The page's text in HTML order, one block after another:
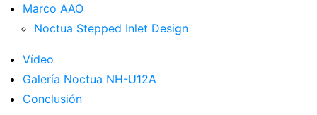
Marco AAO
Noctua Stepped Inlet Design
Vídeo
Galería Noctua NH-U12A
Conclusión